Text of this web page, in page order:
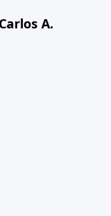
A.